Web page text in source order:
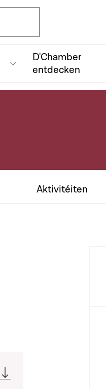
D'Chamber
entdecken
Aktivitéiten